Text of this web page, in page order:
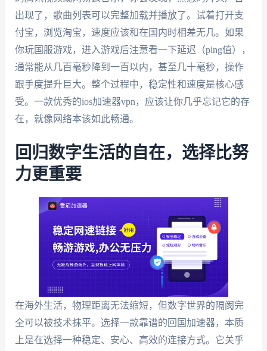
出现了，歌曲列表可以完整加载并播放了。试着打开支
付宝，浏览淘宝，速度应该和在国内时相差无几。如果
你玩国服游戏，进入游戏后注意看一下延迟（ping值），
通常能从几百毫秒降到一百以内，甚至几十毫秒，操作
跟手度提升巨大。整个过程中，稳定性和速度是核心感
受。一款优秀的ios加速器vpn，应该让你几乎忘记它的存
在，就像网络本该如此畅通。
回归数字生活的自在，选择比努
力更重要
在海外生活，物理距离无法缩短，但数字世界的隔阂完
全可以被技术抹平。选择一款靠谱的回国加速器，本质
上是在选择一种稳定、安心、高效的连接方式。它关乎